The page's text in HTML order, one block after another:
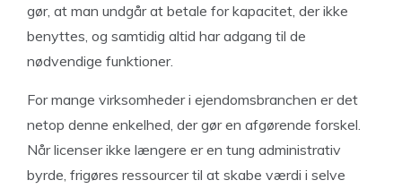
gør, at man undgår at betale for kapacitet, der ikke
benyttes, og samtidig altid har adgang til de
nødvendige funktioner.
For mange virksomheder i ejendomsbranchen er det
netop denne enkelhed, der gør en afgørende forskel.
Når licenser ikke længere er en tung administrativ
byrde, frigøres ressourcer til at skabe værdi i selve